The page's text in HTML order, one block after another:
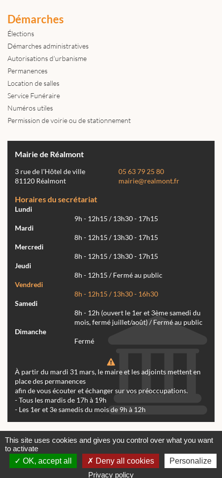
Démarches
Élections
Démarches administratives
Autorisations d'urbanisme
Permanences
Location de salles
Service Funéraire
Numéros utiles
Permission de voirie ou de stationnement
Mairie de Réalmont
3 rue de l'Hôtel de ville
81120 Réalmont
05 63 79 25 80
mairie@realmont.fr
Horaires du secrétariat
Lundi
9h - 12h15 / 13h30 - 17h15
Mardi
8h - 12h15 / 13h30 - 17h15
Mercredi
8h - 12h15 / 13h30 - 17h15
Jeudi
8h - 12h15 / Fermé au public
Vendredi
8h - 12h15 / 13h30 - 16h30
Samedi
8h - 12h (ouvert le 1er et 3ème samedi du
mois, fermé juillet/août) / Fermé au public
Dimanche
Fermé
À partir du mardi 31 mars, le maire et les adjoints mettent en
place des permanences
afin de vous écouter et échanger sur vos préoccupations.
- Tous les mardis de 17h à 19h
- Les 1er et 3e samedis du mois de 9h à 12h
Contactez-nous
Mentions légales
© tous droits réservés Mairie de Réalmont 2024 -
Conception & Réalisation Web RK Création
This site uses cookies and gives you control over what you want
to activate
OK, accept all
Deny all cookies
Personalize
Privacy policy